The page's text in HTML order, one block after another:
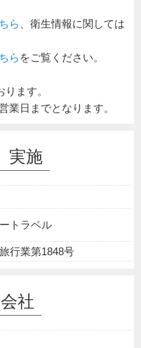
ら
、衛生情報に関しては
ら をご覧ください。
ます。
日までとなります。
実施
トラベル
行業第1848号
社